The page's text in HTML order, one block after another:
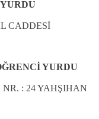
CADDESİ
YURDU
: 24 YAHŞIHAN